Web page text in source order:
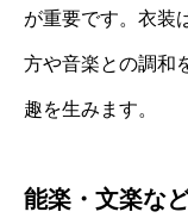
が重要です。衣装
方や音楽との調和
趣を生みます。
能楽・文楽な